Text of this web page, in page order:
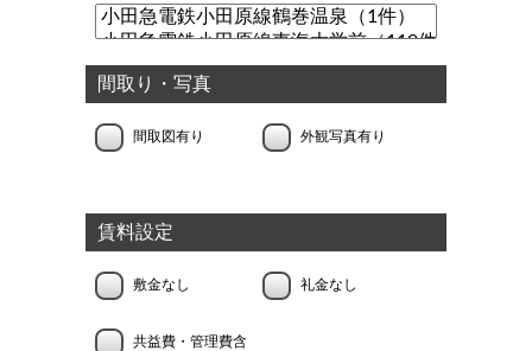
間取り・写真
間取図有り 外観写真有り
賃料設定
敷金なし 礼金なし
共益費・管理費含